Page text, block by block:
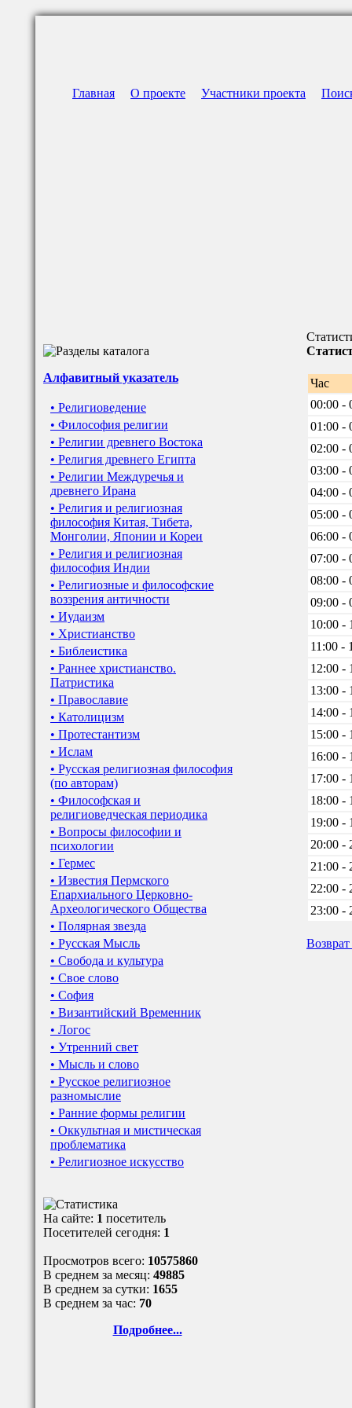
Главная О проекте Участники проекта
Алфавитный указатель
• Религиоведение
• Философия религии
• Религии древнего Востока
• Религия древнего Египта
• Религии Междуречья и
древнего Ирана
• Религия и религиозная
философия Китая, Тибета,
Монголии, Японии и Кореи
• Религия и религиозная
философия Индии
• Религиозные и философские
воззрения античности
• Иудаизм
• Христианство
• Библеистика
• Раннее христианство.
Патристика
• Православие
• Католицизм
• Протестантизм
• Ислам
• Русская религиозная философия
(по авторам)
• Философская и
религиоведческая периодика
• Вопросы философии и
психологии
• Гермес
• Известия Пермского
Епархиального Церковно-
Археологического Общества
• Полярная звезда
• Русская Мысль
• Свобода и культура
• Свое слово
• София
• Византийский Временник
• Логос
• Утренний свет
• Мысль и слово
• Русское религиозное
разномыслие
• Ранние формы религии
• Оккультная и мистическая
проблематика
• Религиозное искусство
На сайте: 1 посетитель
Посетителей сегодня: 1
Просмотров всего: 10575860
В среднем за месяц: 49885
В среднем за сутки: 1655
В среднем за час: 70
Подробнее...
Час
00:00 -
01:00 -
02:00 -
03:00 -
04:00 -
05:00 -
06:00 -
07:00 -
08:00 -
09:00 -
10:00 -
11:00 -
12:00 -
13:00 -
14:00 -
15:00 -
16:00 -
17:00 -
18:00 -
19:00 -
20:00 -
21:00 -
22:00 -
23:00 -
Возврат